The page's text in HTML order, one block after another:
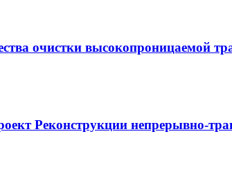
очистки высокопроницаемой
Реконструкции непрерывно-